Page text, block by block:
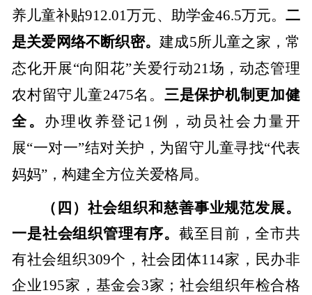
养儿童补贴912.01万元、助学金46.5万元。 二
是关爱网络不断织密。建成5所儿童之家，常
态化开展“向阳花”关爱行动21 场，动态管理
农村留守儿童2475名。 三是保护机制更加健
全。 办理收养登记 1 例，动员社会力量开
展“一对一”结对关护，为留守儿童寻找“代表
妈妈”，构建全方位关爱格局。
（四）社会组织和慈善事业规范发展。
一是社会组织管理有序。截至目前，全市共
有社会组织309个，社会团体114家，民办非
企业195家，基金会3家；社会组织年检合格